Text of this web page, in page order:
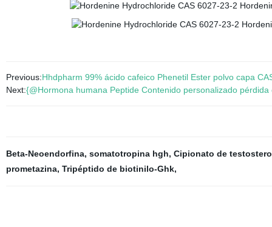
Previous:Hhdpharm 99% ácido cafeico Phenetil Ester polvo capa
Next:{@Hormona humana Peptide Contenido personalizado
Beta-Neoendorfina, somatotropina hgh, Cipionato de
prometazina, Tripéptido de biotinilo-Ghk,